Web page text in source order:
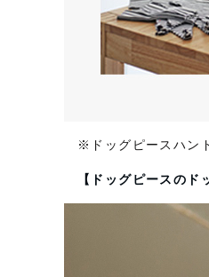
※ドッグピースハン
【ドッグピースのド